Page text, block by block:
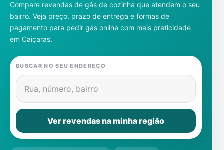
Notícias
Cadastre-se
Gás
Contatos
Compare revendas de gás de cozinha que atendem o seu
bairro. Veja preço, prazo de entrega e formas de
pagamento para pedir gás online com mais praticidade
em Caiçaras.
BUSCAR NO SEU ENDEREÇO
Rua, número, bairro
Ver revendas na minha região